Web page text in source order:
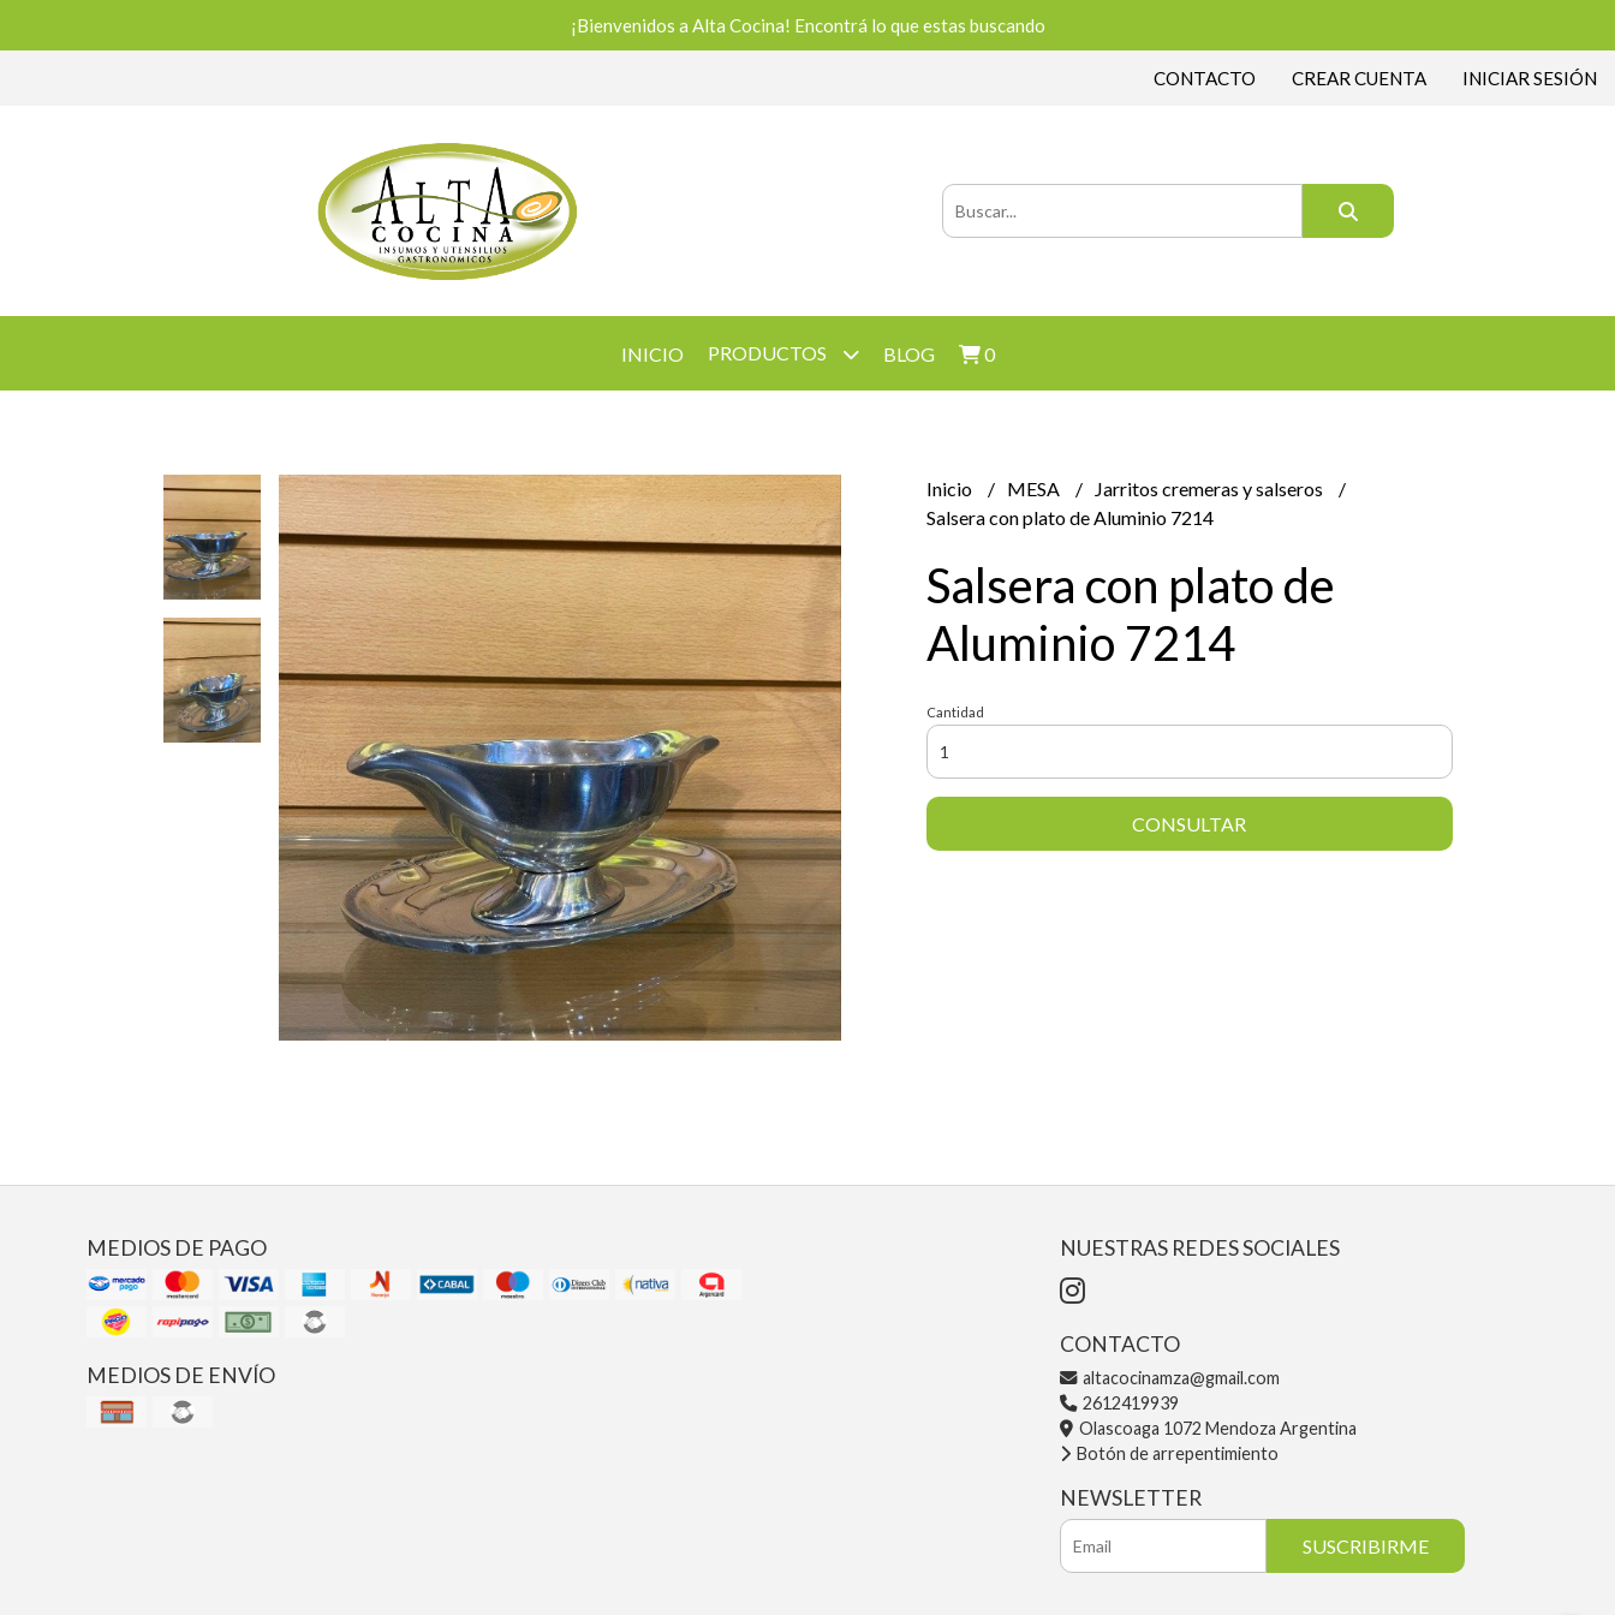
¡Bienvenidos a Alta Cocina! Encontrá lo que estas buscando
CONTACTO CREAR CUENTA INICIAR SESIÓN
INICIO PRODUCTOS BLOG 0
Inicio MESA
Jarritos cremeras y salseros
Salsera con plato de Aluminio 7214
Salsera con plato de
Aluminio 7214
Cantidad
CONSULTAR
MEDIOS DE PAGO
MEDIOS DE ENVÍO
NUESTRAS REDES SOCIALES
CONTACTO
altacocinamza@gmail.com
2612419939
Olascoaga 1072 Mendoza Argentina
Botón de arrepentimiento
NEWSLETTER
SUSCRIBIRME